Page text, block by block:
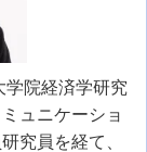
学院経済学研究
ュニケーショ
究員を経て、